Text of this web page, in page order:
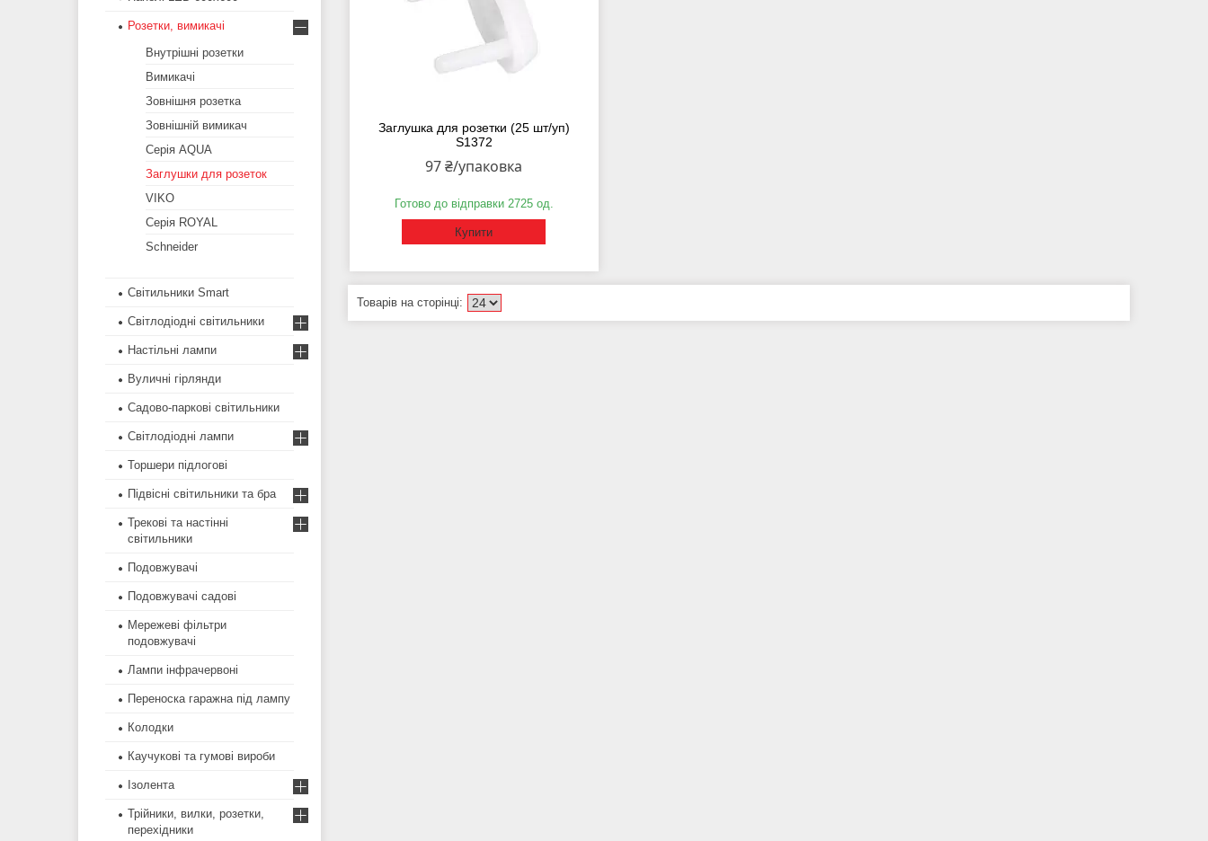
Заглушка для розетки (25 шт/уп)
S1372
97 ₴/упаковка
Готово до відправки 2725 од.
Купити
Розетки, вимикачі
Внутрішні розетки
Вимикачі
Зовнішня розетка
Зовнішній вимикач
Серія AQUA
Заглушки для розеток
VIKO
Серія ROYAL
Schneider
Світильники Smart
Світлодіодні світильники
Настільні лампи
Вуличні гірлянди
Садово-паркові світильники
Світлодіодні лампи
Торшери підлогові
Підвісні світильники та бра
Трекові та настінні
світильники
Подовжувачі
Подовжувачі садові
Мережеві фільтри
подовжувачі
Лампи інфрачервоні
Переноска гаражна під лампу
Колодки
Каучукові та гумові вироби
Ізолента
Трійники, вилки, розетки,
перехідники